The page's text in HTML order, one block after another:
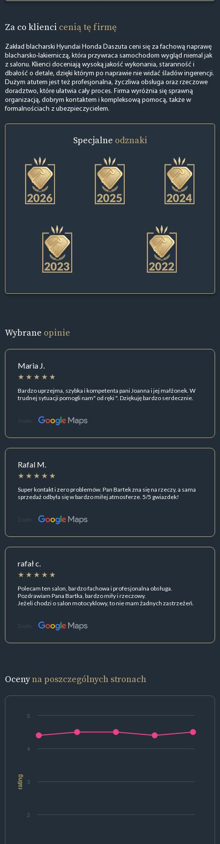
Za co klienci cenią tę firmę
Zakład blacharski Hyundai Honda Daszuta ceni się za fachową naprawę
blacharsko-lakierniczą, która przywraca samochodom wygląd niemal jak
z salonu. Klienci doceniają wysoką jakość wykonania, staranność i
dbałość o detale, dzięki którym po naprawie nie widać śladów ingerencji.
Dużym atutem jest też profesjonalna, życzliwa obsługa oraz rzeczowe
doradztwo, które ułatwia cały proces. Firma wyróżnia się sprawną
organizacją, dobrym kontaktem i kompleksową pomocą, także w
formalnościach z ubezpieczycielem.
Specjalne odznaki
Wybrane opinie
Maria J.
Bardzo uprzejma, szybka i kompetenta pani Joanna i jej małżonek. W
trudnej sytuacji pomogli nam" od ręki ". Dziękuję bardzo serdecznie.
Źródło:
Rafal M.
Super kontakt i zero problemów. Pan Bartek zna się na rzeczy, a sama
sprzedaż odbyła się w bardzo miłej atmosferze. 5/5 gwiazdek!
Źródło:
rafał c.
Polecam ten salon, bardzo fachowa i profesjonalna obsługa.
Pozdrawiam Pana Bartka, bardzo miły i rzeczowy.
Jeżeli chodzi o salon motocyklowy, to nie mam żadnych zastrzeżeń.
Źródło:
Ocenyna poszczególnych stronach
rating
2
3
4
5